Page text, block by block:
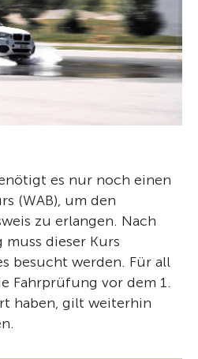
es nur noch einen
(WAB), um den
zu erlangen. Nach
dieser Kurs
besucht werden. Für all
Fahrprüfung vor dem 1.
haben, gilt weiterhin